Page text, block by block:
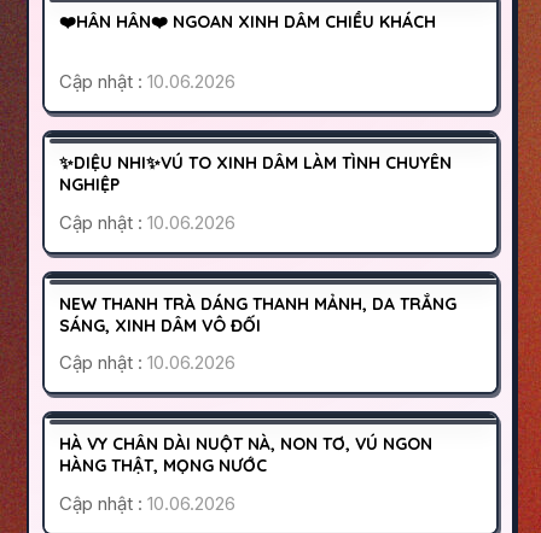
250K
HOẠT ĐỘNG
❤️HÂN HÂN❤️ NGOAN XINH DÂM CHIỀU KHÁCH
Cập nhật :10.06.2026
250K
HOẠT ĐỘNG
✨DIỆU NHI✨VÚ TO XINH DÂM LÀM TÌNH CHUYÊN
NGHIỆP
Cập nhật :10.06.2026
300K
HOẠT ĐỘNG
NEW THANH TRÀ DÁNG THANH MẢNH, DA TRẮNG
SÁNG, XINH DÂM VÔ ĐỐI
Cập nhật :10.06.2026
800K
HOẠT ĐỘNG
HÀ VY CHÂN DÀI NUỘT NÀ, NON TƠ, VÚ NGON
HÀNG THẬT, MỌNG NƯỚC
Cập nhật :10.06.2026